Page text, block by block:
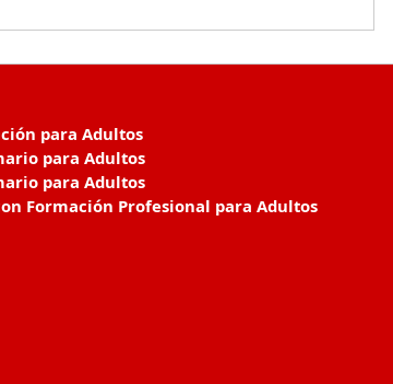
para Adultos
para Adultos
para Adultos
Formación Profesional para Adultos